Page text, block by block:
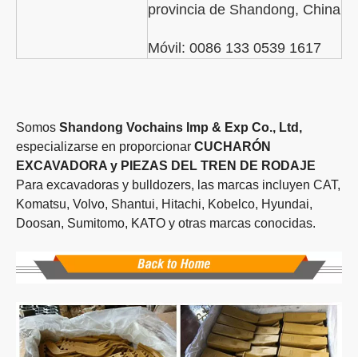
provincia de Shandong, China
Móvil: 0086 133 0539 1617
Somos Shandong Vochains Imp & Exp Co., Ltd,
especializarse en proporcionar CUCHARÓN
EXCAVADORA y PIEZAS DEL TREN DE RODAJE
Para excavadoras y bulldozers, las marcas incluyen CAT,
Komatsu, Volvo, Shantui, Hitachi, Kobelco, Hyundai,
Doosan, Sumitomo, KATO y otras marcas conocidas.